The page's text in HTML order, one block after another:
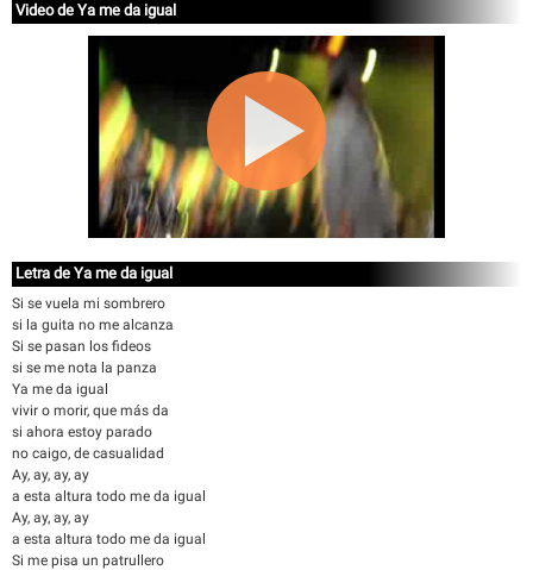
Video de Ya me da igual
Letra de Ya me da igual
Si se vuela mi sombrero
si la guita no me alcanza
Si se pasan los fideos
si se me nota la panza
Ya me da igual
vivir o morir, que más da
si ahora estoy parado
no caigo, de casualidad
Ay, ay, ay, ay
a esta altura todo me da igual
Ay, ay, ay, ay
a esta altura todo me da igual
Si me pisa un patrullero